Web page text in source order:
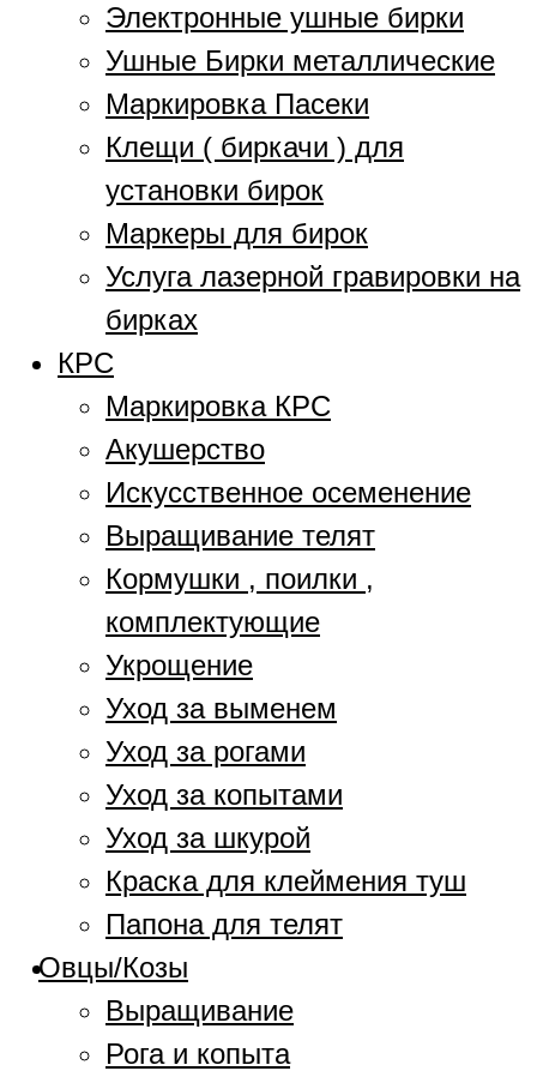
Электронные ушные бирки
Ушные Бирки металлические
Маркировка Пасеки
Клещи ( биркачи ) для
установки бирок
Маркеры для бирок
Услуга лазерной гравировки на
бирках
КРС
Маркировка КРС
Акушерство
Искусственное осеменение
Выращивание телят
Кормушки , поилки ,
комплектующие
Укрощение
Уход за выменем
Уход за рогами
Уход за копытами
Уход за шкурой
Краска для клеймения туш
Папона для телят
Овцы/Козы
Выращивание
Рога и копыта